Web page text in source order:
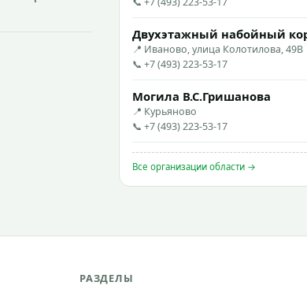
Двухэтажный набойный
📍 Иваново, улица Колотилова, 49В
📞 +7 (493) 223-53-17
Могила В.С.Гришанова
📍 Курьяново
📞 +7 (493) 223-53-17
Все организации области →
РАЗДЕЛЫ